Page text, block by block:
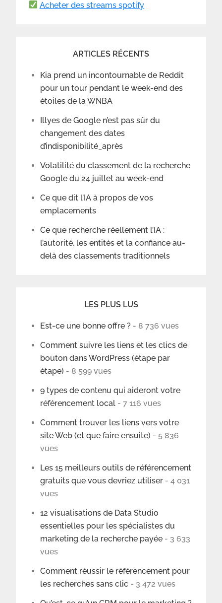
Acheter des streams spotify
ARTICLES RÉCENTS
Kia prend un incontournable de Reddit
pour un tour pendant le week-end des
étoiles de la WNBA
Illyes de Google n’est pas sûr du
changement des dates
d’indisponibilité_après
Volatilité du classement de la recherche
Google du 24 juillet au week-end
Ce que dit l’IA à propos de vos
emplacements
Ce que recherche réellement l’IA :
l’autorité, les entités et la confiance au-
delà des classements traditionnels
LES PLUS LUS
Est-ce une bonne offre ? - 8 736 vues
Comment suivre les liens et les clics de
bouton dans WordPress (étape par
étape) - 8 599 vues
9 types de contenu qui aideront votre
référencement local - 7 116 vues
Comment trouver les liens vers votre
site Web (et que faire ensuite) - 5 836
vues
Les 15 meilleurs outils de référencement
gratuits que vous devriez utiliser - 4 031
vues
12 visualisations de Data Studio
essentielles pour les spécialistes du
marketing de la recherche payée - 3 633
vues
Comment réussir le référencement pour
les recherches sans clic - 3 472 vues